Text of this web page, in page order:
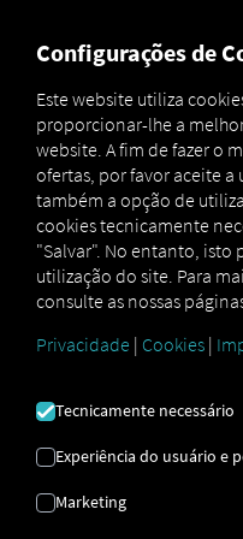
Nils Radeck
Sales Manager,
Phone+49 175
Email
Dean Gehrke
Phone+49 152 04
Configurações de
Este website utiliza
proporcionar-lhe a
website. A fim de fazer o
ofertas, por favor aceite a
também a opção de
cookies tecnicamente
"Salvar". No entanto, isto
utilização do site. Para
consulte as nossas
Privacidade | Cookies |
Tecnicamente necessário
Experiência do usuário e
Marketing